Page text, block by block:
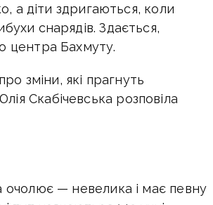
а діти здригаються, коли
снарядів. Здається,
центра Бахмуту.
зміни, які прагнуть
Скабічевська розповіла
очолює — невелика і має певну